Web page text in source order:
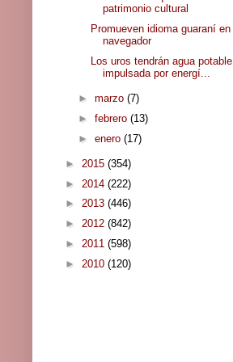
patrimonio cultural
Promueven idioma guaraní en
navegador
Los uros tendrán agua potable
impulsada por energí...
► marzo (7)
► febrero (13)
► enero (17)
► 2015 (354)
► 2014 (222)
► 2013 (446)
► 2012 (842)
► 2011 (598)
► 2010 (120)